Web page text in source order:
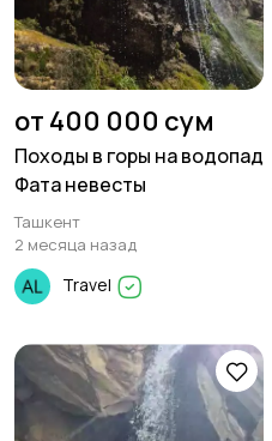
от 400 000 сум
Походы в горы на водопад
Фата невесты
Ташкент
2 месяца назад
Travel